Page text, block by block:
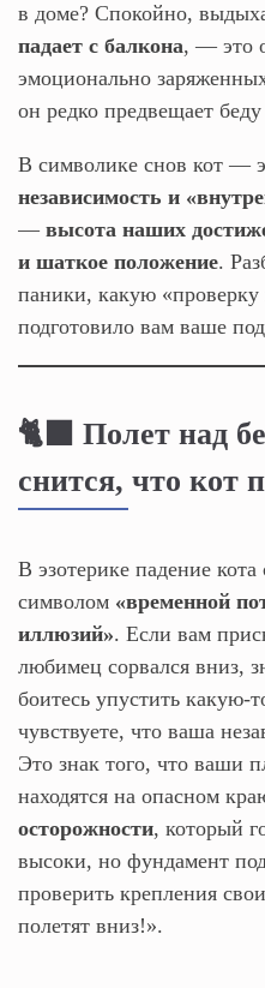
в доме? Спокойно,
падает с балкона, — это
эмоционально
он редко предвещает
В символике снов кот —
независимость и
— высота наших
и шаткое положение.
паники, какую «проверку
подготовило вам ваше
🐈‍⬛ Полет над
снится, что кот
В эзотерике падение
символом «временной
иллюзий». Если вам
любимец сорвался вниз,
боитесь упустить
чувствуете, что ваша
Это знак того, что ваши
находятся на опасном
осторожности, который
высоки, но фундамент
проверить крепления
полетят вниз!».